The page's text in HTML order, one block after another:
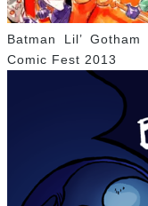
Batman Lil’
Comic Fest 2013